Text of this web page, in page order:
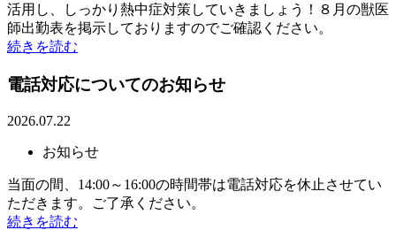
活用し、しっかり熱中症対策していきましょう！８月の獣医
師出勤表を掲示しておりますのでご確認ください。
続きを読む
電話対応についてのお知らせ
2026.07.22
お知らせ
当面の間、14:00～16:00の時間帯は電話対応を休止させてい
ただきます。ご了承ください。
続きを読む